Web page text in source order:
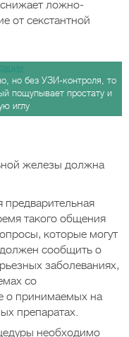
ложно-
от секстантной
но без УЗИ-контроля, то
пощупывает простату и
иглу
железы должна
предварительная
такого общения
которые могут
сообщить о
заболеваниях,
со
о принимаемых на
препаратах.
необходимо